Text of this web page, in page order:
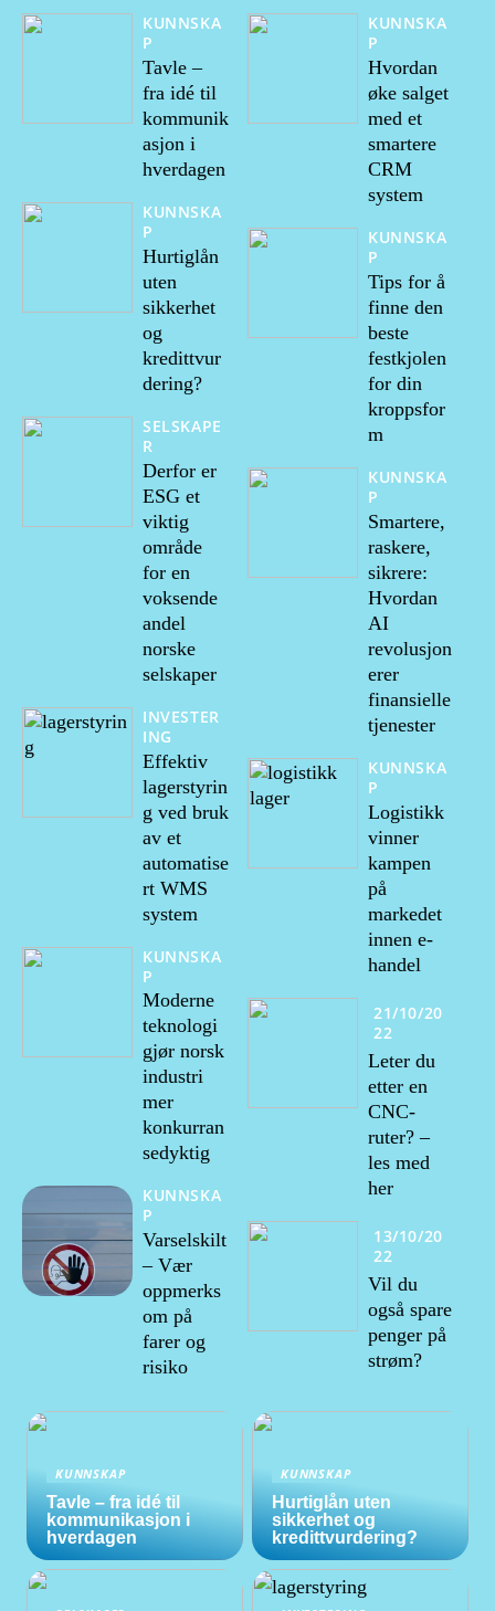
KUNNSKA
P
Tavle –
fra idé til
kommunik
asjon i
hverdagen
KUNNSKA
P
Hurtiglån
uten
sikkerhet
og
kredittvur
dering?
SELSKAPE
R
Derfor er
ESG et
viktig
område
for en
voksende
andel
norske
selskaper
INVESTER
ING
Effektiv
lagerstyrin
g ved bruk
av et
automatise
rt WMS
system
KUNNSKA
P
Moderne
teknologi
gjør norsk
industri
mer
konkurran
sedyktig
KUNNSKA
P
Varselskilt
– Vær
oppmerks
om på
farer og
risiko
KUNNSKA
P
Hvordan
øke salget
med et
smartere
CRM
system
KUNNSKA
P
Tips for å
finne den
beste
festkjolen
for din
kroppsfor
m
KUNNSKA
P
Smartere,
raskere,
sikrere:
Hvordan
AI
revolusjon
erer
finansielle
tjenester
KUNNSKA
P
Logistikk
vinner
kampen
på
markedet
innen e-
handel
21/10/20
22
Leter du
etter en
CNC-
ruter? –
les med
her
13/10/20
22
Vil du
også spare
penger på
strøm?
KUNNSKAP
Tavle – fra idé til
kommunikasjon i
hverdagen
KUNNSKAP
Hurtiglån uten
sikkerhet og
kredittvurdering?